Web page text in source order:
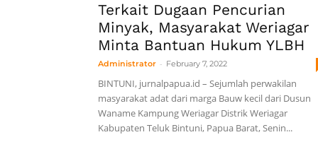
Terkait Dugaan Pencurian
Minyak, Masyarakat Weriagar
Minta Bantuan Hukum YLBH
Administrator - February 7, 2022
BINTUNI, jurnalpapua.id – Sejumlah perwakilan
masyarakat adat dari marga Bauw kecil dari Dusun
Waname Kampung Weriagar Distrik Weriagar
Kabupaten Teluk Bintuni, Papua Barat, Senin...